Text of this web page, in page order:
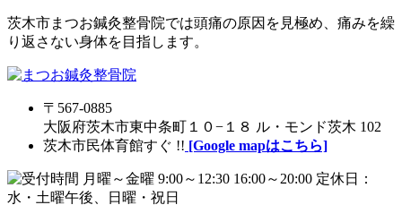
茨木市まつお鍼灸整骨院では頭痛の原因を見極め、痛みを繰
り返さない身体を目指します。
〒567-0885
大阪府茨木市東中条町１０−１８ ル・モンド茨木 102
茨木市民体育館すぐ !! [Google mapはこちら]